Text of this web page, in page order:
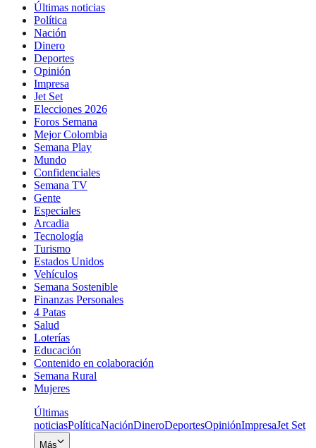
Últimas noticias
Política
Nación
Dinero
Deportes
Opinión
Impresa
Jet Set
Elecciones 2026
Foros Semana
Mejor Colombia
Semana Play
Mundo
Confidenciales
Semana TV
Gente
Especiales
Arcadia
Tecnología
Turismo
Estados Unidos
Vehículos
Semana Sostenible
Finanzas Personales
4 Patas
Salud
Loterías
Educación
Contenido en colaboración
Semana Rural
Mujeres
Últimas
noticiasPolíticaNaciónDineroDeportesOpiniónImpresaJet Set
Más